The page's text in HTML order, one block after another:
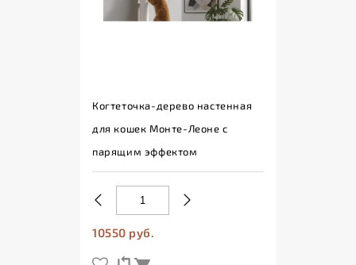
Когтеточка-дерево настенная
для кошек Монте-Леоне с
парящим эффектом
10550 руб.